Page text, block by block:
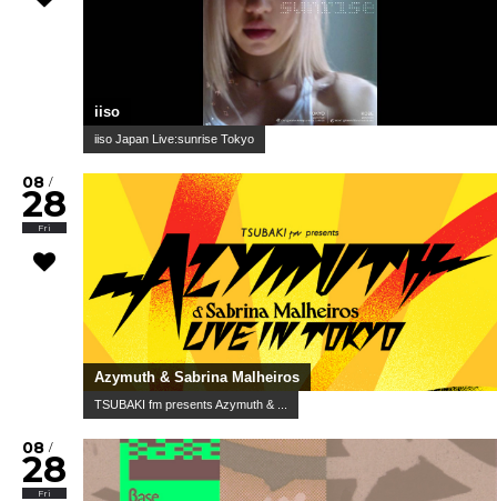
iiso
iiso Japan Live:sunrise Tokyo
08 /
28
Fri
Azymuth & Sabrina Malheiros
TSUBAKI fm presents Azymuth & ...
08 /
28
Fri